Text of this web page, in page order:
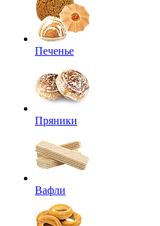
Печенье
Пряники
Вафли